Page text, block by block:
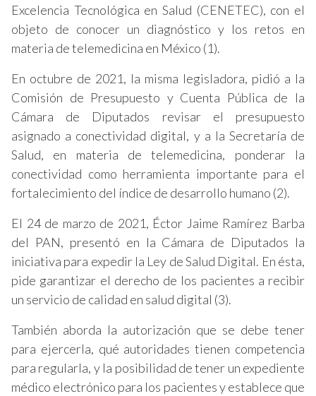
Excelencia Tecnológica en Salud (CENETEC), con el
objeto de conocer un diagnóstico y los retos en
materia de telemedicina en México (1).
En octubre de 2021, la misma legisladora, pidió a la
Comisión de Presupuesto y Cuenta Pública de la
Cámara de Diputados revisar el presupuesto
asignado a conectividad digital, y a la Secretaría de
Salud, en materia de telemedicina, ponderar la
conectividad como herramienta importante para el
fortalecimiento del índice de desarrollo humano (2).
El 24 de marzo de 2021, Éctor Jaime Ramírez Barba
del PAN, presentó en la Cámara de Diputados la
iniciativa para expedir la Ley de Salud Digital. En ésta,
pide garantizar el derecho de los pacientes a recibir
un servicio de calidad en salud digital (3).
También aborda la autorización que se debe tener
para ejercerla, qué autoridades tienen competencia
para regularla, y la posibilidad de tener un expediente
médico electrónico para los pacientes y establece que